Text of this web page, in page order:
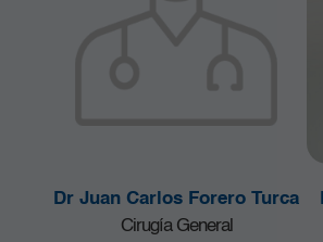
Dr Juan Carlos Forero Turca
Cirugía General